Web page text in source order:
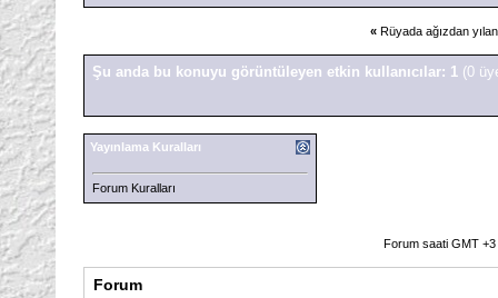
« Rüyada ağızdan
Şu anda bu konuyu görüntüleyen etkin kullanıcılar: 1 (0
Yayınlama Kuralları
Forum Kuralları
Forum saati GMT
Forum